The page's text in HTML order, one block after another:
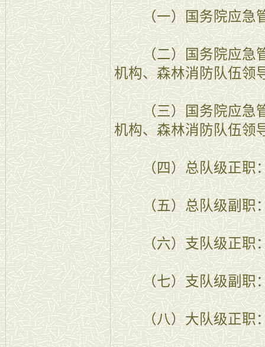
（一）国务院应急管
（二）国务院应急管
机构、森林消防队伍领
（三）国务院应急管
机构、森林消防队伍领
（四）总队级正职：
（五）总队级副职：
（六）支队级正职：
（七）支队级副职：
（八）大队级正职：